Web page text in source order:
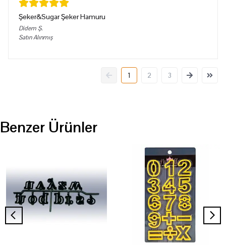
Şeker&Sugar Şeker Hamuru
Didem Ş.
Satın Alınmış
1 2 3
Benzer Ürünler